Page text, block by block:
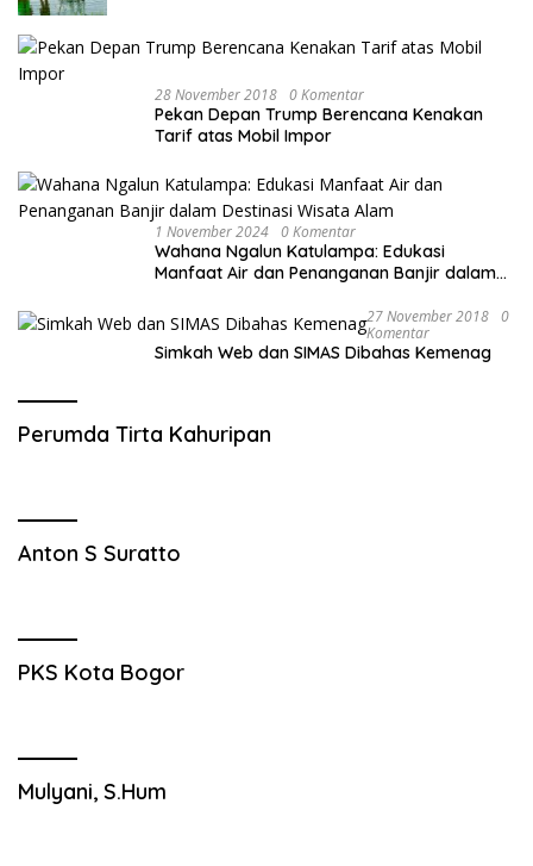
28 November 2018 0 Komentar
Pekan Depan Trump Berencana Kenakan
Tarif atas Mobil Impor
1 November 2024 0 Komentar
Wahana Ngalun Katulampa: Edukasi
Manfaat Air dan Penanganan Banjir dalam
27 November 2018 0
Komentar
Simkah Web dan SIMAS Dibahas Kemenag
Perumda Tirta Kahuripan
Anton S Suratto
PKS Kota Bogor
Mulyani, S.Hum